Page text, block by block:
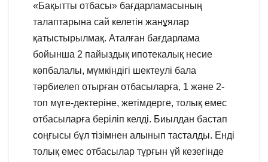
«Бақытты отбасы» бағдарламасының
талаптарына сай келетін жанұялар
қатыстырылмақ. Аталған бағдарлама
бойынша 2 пайыздық ипотекалық несие
көпбалалы, мүмкіндігі шектеулі бала
тәрбиелеп отырған отбасыларға, 1 және 2-
топ мүге-дектеріне, жетімдерге, толық емес
отбасыларға беріліп келді. Биылдан бастап
соңғысы бұл тізімнен алынып тасталды. Енді
толық емес отбасылар тұрғын үй кезегінде